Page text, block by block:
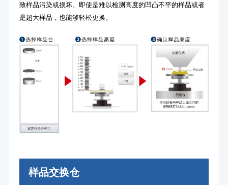
致样品污染或损坏。即使是难以检测高度的凹凸不平的样品或者
是超大样品，也能够轻松更换。
样品交换仓